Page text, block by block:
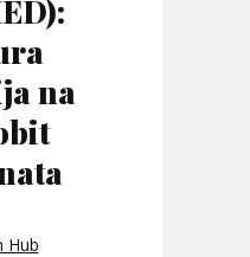
na
Hub